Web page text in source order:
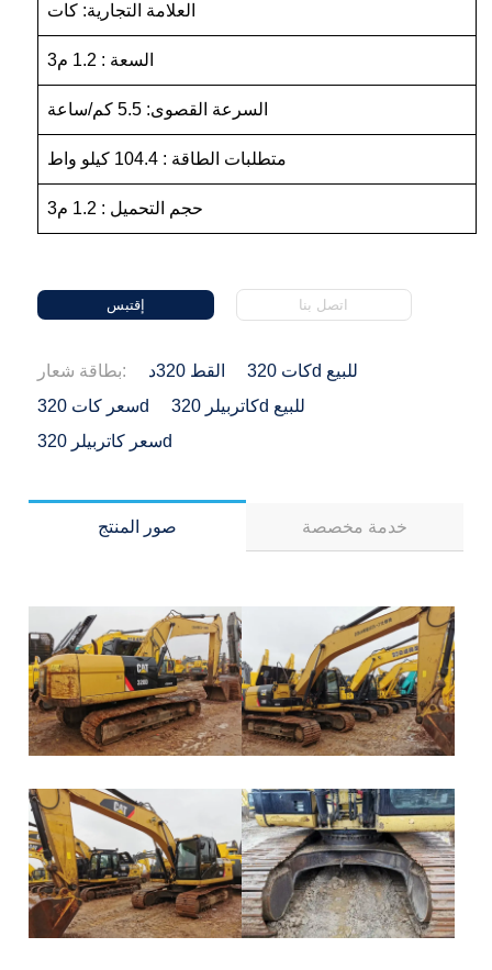
العلامة التجارية: كات
السعة : 1.2 م3
السرعة القصوى: 5.5 كم/ساعة
متطلبات الطاقة : 104.4 كيلو واط
حجم التحميل : 1.2 م3
إقتبس اتصل بنا
بطاقة شعار: القط 320د
كات 320d للبيع
سعر كات 320d
كاتربيلر 320d للبيع
سعر كاتربيلر 320d
صور المنتج خدمة مخصصة